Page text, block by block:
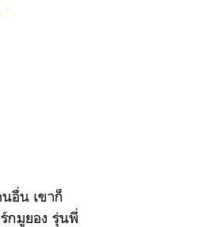
อื่น เขาก็
กมูยอง รุ่นพี่